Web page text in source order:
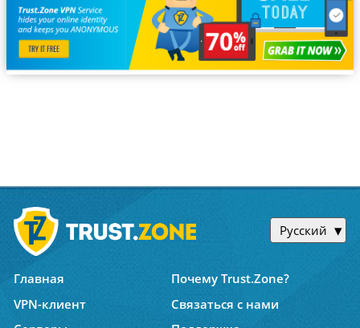
Русский
Главная
Почему Trust.Zone?
VPN-клиент
Связаться с нами